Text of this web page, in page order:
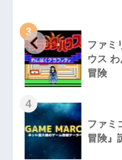
3
ファミ
ウス
冒険
4
ファミ
冒険』